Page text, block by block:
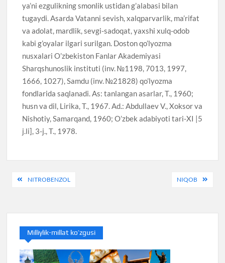
ya’ni ezgulikning smonlik ustidan g’alabasi bilan
tugaydi. Asarda Vatanni sevish, xalqparvarlik, ma’rifat
va adolat, mardlik, sevgi-sadoqat, yaxshi xulq-odob
kabi g’oyalar ilgari surilgan. Doston qo’lyozma
nusxalari O’zbekiston Fanlar Akademiyasi
Sharqshunoslik instituti (inv. №1198, 7013, 1997,
1666, 1027), Samdu (inv. №21828) qo’lyozma
fondlarida saqlanadi. As: tanlangan asarlar, T., 1960;
husn va dil, Lirika, T., 1967. Ad.: Abdullaev V., Xoksor va
Nishotiy, Samarqand, 1960; O’zbek adabiyoti tari-XI |5
j.li], 3-j., T., 1978.
PostNITROBENZOL NIQOB
Milliylik-millat ko’zgusi